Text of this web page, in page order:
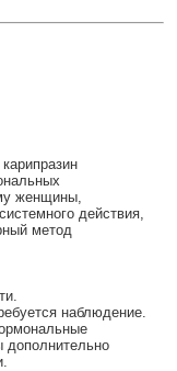
женщины,
действия,
метод
наблюдение.
дополнительно